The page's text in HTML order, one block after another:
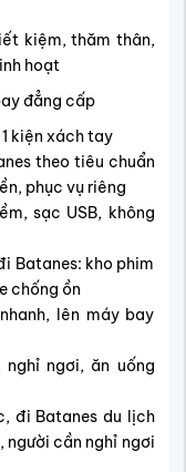
kiệm, thăm thân,
hoạt
đẳng cấp
kiện xách tay
theo tiêu chuẩn
phục vụ riêng
sạc USB, không
Batanes: kho phim
chống ồn
lên máy bay
ngơi, ăn uống
đi Batanes du lịch
người cần nghỉ ngơi